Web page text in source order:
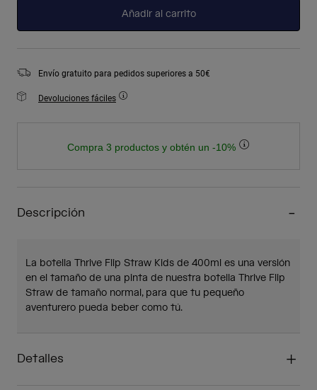
Añadir al carrito
Envío gratuito para pedidos superiores a 50€
Devoluciones fáciles
Compra 3 productos y obtén un -10%
Descripción
La botella Thrive Flip Straw Kids de 400ml es una versión
en el tamaño de una pinta de nuestra botella Thrive Flip
Straw de tamaño normal, para que tu pequeño
aventurero pueda beber como tú.
Detalles